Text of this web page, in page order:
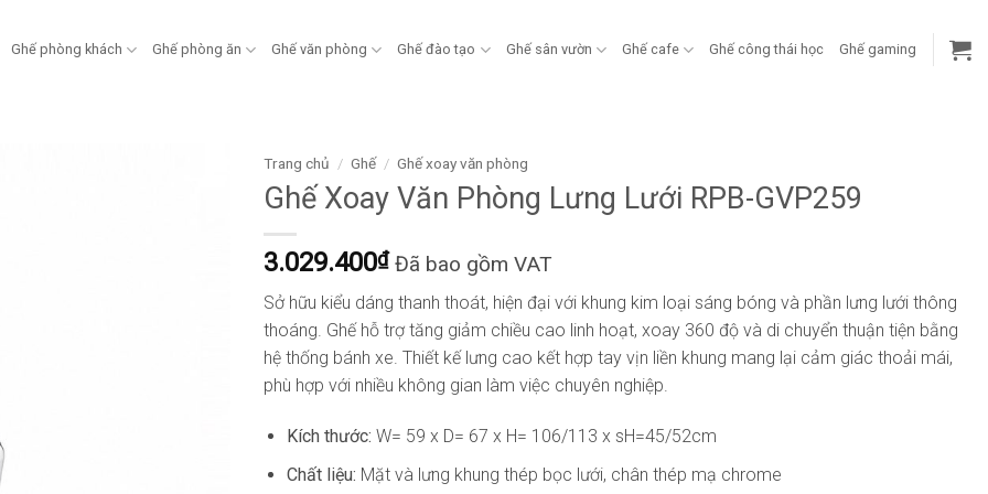
Ghế phòng khách Ghế phòng ăn Ghế văn phòng Ghế đào tạo Ghế sân vườn Ghế cafe Ghế công thái học Ghế gaming
Trang chủ / Ghế / Ghế xoay văn phòng
Ghế Xoay Văn Phòng Lưng Lưới RPB-GVP259
3.029.400₫ Đã bao gồm VAT
Sở hữu kiểu dáng thanh thoát, hiện đại với khung kim loại sáng bóng và phần lưng lưới thông
thoáng. Ghế hỗ trợ tăng giảm chiều cao linh hoạt, xoay 360 độ và di chuyển thuận tiện bằng
hệ thống bánh xe. Thiết kế lưng cao kết hợp tay vịn liền khung mang lại cảm giác thoải mái,
phù hợp với nhiều không gian làm việc chuyên nghiệp.
Kích thước: W= 59 x D= 67 x H= 106/113 x sH=45/52cm
Chất liệu: Mặt và lưng khung thép bọc lưới, chân thép mạ chrome